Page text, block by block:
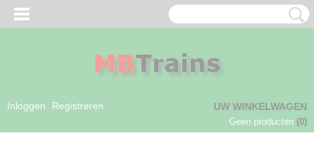
Inloggen Registreren UW WINKELWAGEN
Geen producten (0)